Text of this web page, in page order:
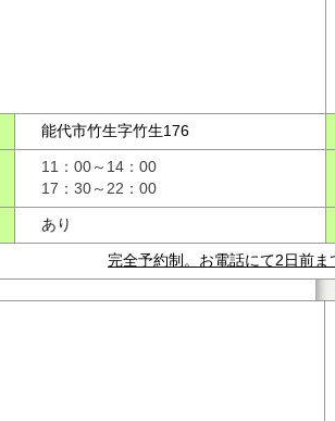
能代市竹生字竹生176
11：00～14：00
17：30～22：00
あり
完全予約制。お電話にて2日前